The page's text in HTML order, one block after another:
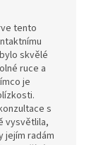
tento
skvělé
ruce a
je
s
vysvětlila,
jejím radám